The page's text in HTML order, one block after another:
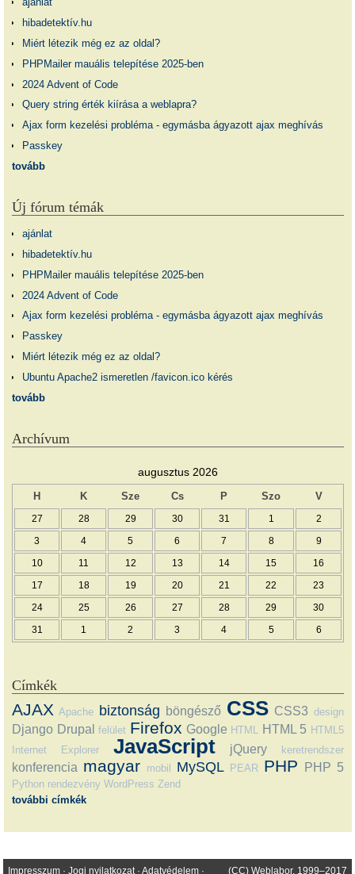
hibadetektív.hu
Miért létezik még ez az oldal?
PHPMailer mauális telepítése 2025-ben
2024 Advent of Code
Query string érték kiírása a weblapra?
Ajax form kezelési probléma - egymásba ágyazott ajax meghívás
Passkey
tovább
Új fórum témák
ajánlat
hibadetektív.hu
PHPMailer mauális telepítése 2025-ben
2024 Advent of Code
Ajax form kezelési probléma - egymásba ágyazott ajax meghívás
Passkey
Miért létezik még ez az oldal?
Ubuntu Apache2 ismeretlen /favicon.ico kérés
tovább
Archívum
augusztus 2026
H K Sze Cs P Szo V
27 28 29 30 31 1 2
3 4 5 6 7 8 9
10 11 12 13 14 15 16
17 18 19 20 21 22 23
24 25 26 27 28 29 30
31 1 2 3 4 5 6
Címkék
AJAX Apache biztonság böngésző CSS CSS3 design
Django Drupal felület Firefox Google HTML HTML 5 HTML5
Internet Explorer
JavaScript jQuery keretrendszer
konferencia magyar mobil MySQL PEAR PHP PHP 5
Python rendezvény WordPress Zend
további címkék
(CC) Weblabor, 1999–2017
Impresszum· Jogi nyilatkozat· Adatvédelem·